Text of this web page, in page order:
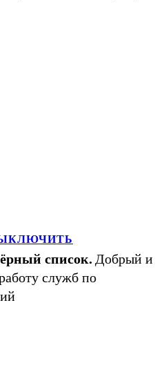
список. Добрый и
служб по